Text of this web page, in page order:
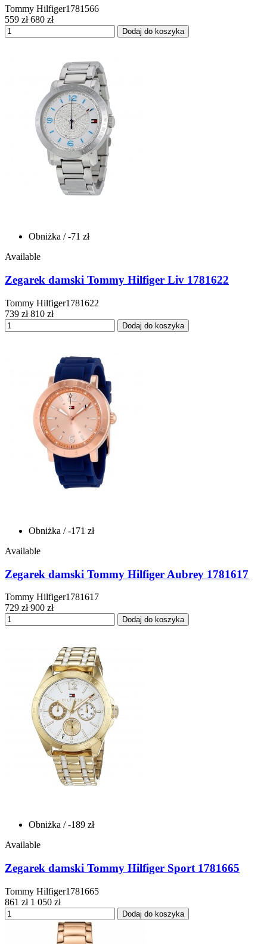
Tommy Hilfiger1781566
559 zł 680 zł
Dodaj do koszyka
Obniżka / -71 zł
Available
Zegarek damski Tommy Hilfiger Liv 1781622
Tommy Hilfiger1781622
739 zł 810 zł
Dodaj do koszyka
Obniżka / -171 zł
Available
Zegarek damski Tommy Hilfiger Aubrey 1781617
Tommy Hilfiger1781617
729 zł 900 zł
Dodaj do koszyka
Obniżka / -189 zł
Available
Zegarek damski Tommy Hilfiger Sport 1781665
Tommy Hilfiger1781665
861 zł 1 050 zł
Dodaj do koszyka